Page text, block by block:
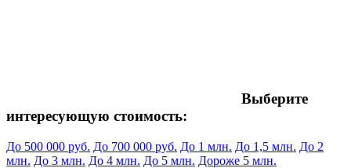
Выберите
интересующую стоимость:
До 500 000 руб. До 700 000 руб. До 1 млн. До 1,5 млн. До 2
млн. До 3 млн. До 4 млн. До 5 млн. Дороже 5 млн.